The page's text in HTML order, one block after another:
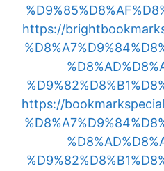
https://
https://